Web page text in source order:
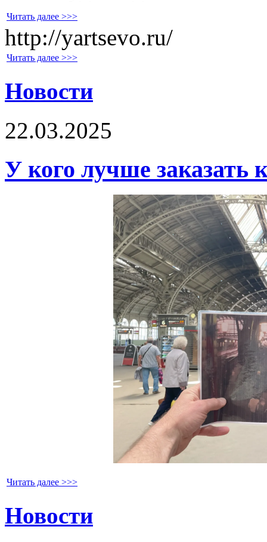
Читать далее >>>
http://yartsevo.ru/
Читать далее >>>
Новости
22.03.2025
У кого лучше заказать
Читать далее >>>
Новости